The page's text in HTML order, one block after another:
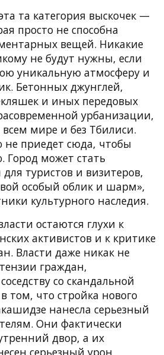
та категория выскочек —
просто не способна
вещей. Никакие
не будут нужны, если
уникальную атмосферу и
Бетонных джунглей,
и иных передовых
урбанизации,
всем мире и без Тбилиси.
не приедет сюда, чтобы
Город может стать
туристов и визитеров,
особый облик и шарм»,
культурного наследия.
остаются глухи к
активистов и к критике
Власти даже никак не
граждан,
со скандальной
том, что стройка нового
нанесла серьезный
Они фактически
двор, а их
серьезный урон.